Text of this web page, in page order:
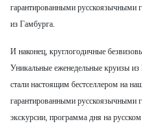
гарантированными
из Гамбурга.
И наконец, круглогодичные
Уникальные еженедельные круизы
стали настоящим бестселлером на
гарантированными русскоязычными
экскурсии, программа дня на